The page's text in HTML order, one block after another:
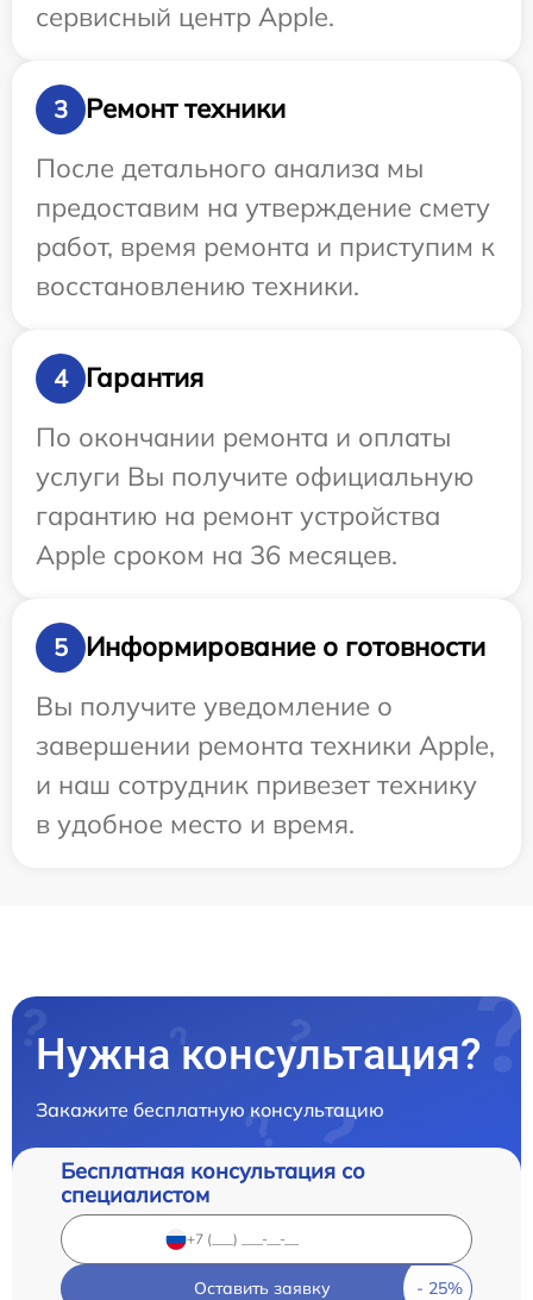
сервисный центр Apple.
3
Ремонт техники
После детального анализа мы
предоставим на утверждение смету
работ, время ремонта и приступим к
восстановлению техники.
4
Гарантия
По окончании ремонта и оплаты
услуги Вы получите официальную
гарантию на ремонт устройства
Apple сроком на 36 месяцев.
5
Информирование о готовности
Вы получите уведомление о
завершении ремонта техники Apple,
и наш сотрудник привезет технику
в удобное место и время.
Нужна консультация?
Закажите бесплатную консультацию
Бесплатная консультация со
специалистом
Оставить заявку